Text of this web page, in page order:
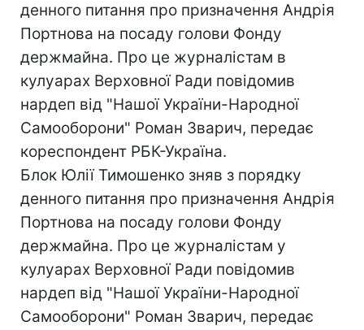
денного питання про призначення Андрія
Портнова на посаду голови Фонду
держмайна. Про це журналістам в
кулуарах Верховної Ради повідомив
нардеп від "Нашої України-Народної
Самооборони" Роман Зварич, передає
кореспондент РБК-Україна.
Блок Юлії Тимошенко зняв з порядку
денного питання про призначення Андрія
Портнова на посаду голови Фонду
держмайна. Про це журналістам у
кулуарах Верховної Ради повідомив
нардеп від "Нашої України-Народної
Самооборони" Роман Зварич, передає